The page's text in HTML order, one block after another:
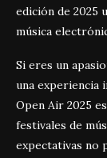
edición de 2025
música
Si eres un
una experiencia
Open Air 2025
festivales de
expectativas no